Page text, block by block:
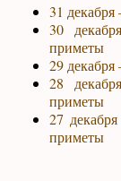
31
30
приметы
29
28
приметы
27
приметы